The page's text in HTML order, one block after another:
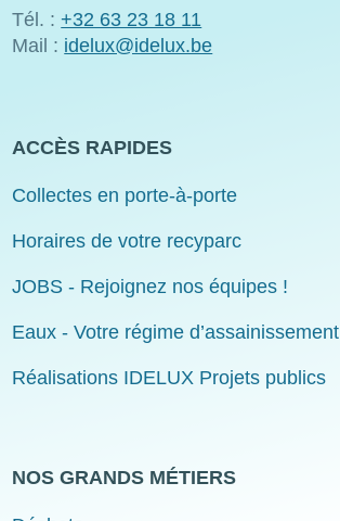
Tél. : +32 63 23 18 11
Mail : idelux@idelux.be
ACCÈS RAPIDES
Collectes en porte-à-porte
Horaires de votre recyparc
JOBS - Rejoignez nos équipes !
Eaux - Votre régime d’assainissement
Réalisations IDELUX Projets publics
NOS GRANDS MÉTIERS